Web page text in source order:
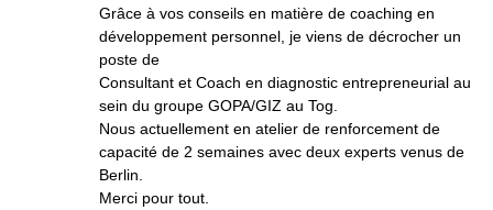
Grâce à vos conseils en matière de coaching en
développement personnel, je viens de décrocher un
poste de
Consultant et Coach en diagnostic entrepreneurial au
sein du groupe GOPA/GIZ au Tog.
Nous actuellement en atelier de renforcement de
capacité de 2 semaines avec deux experts venus de
Berlin.
Merci pour tout.